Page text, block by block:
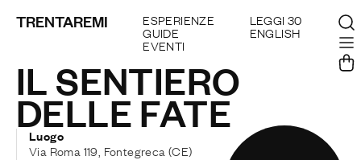
TRENTAREMI ESPERIENZE
GUIDE
EVENTI
LEGGI 30
ENGLISH
IL SENTIERO
DELLE FATE
Luogo
Via Roma 119, Fontegreca (CE)